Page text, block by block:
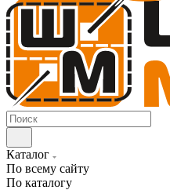
Каталог
По всему сайту
По каталогу